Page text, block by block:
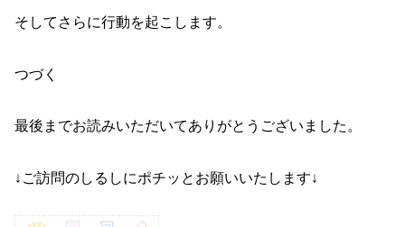
そしてさらに行動を起こします。
つづく
最後までお読みいただいてありがとうございました。
↓ご訪問のしるしにポチッとお願いいたします↓